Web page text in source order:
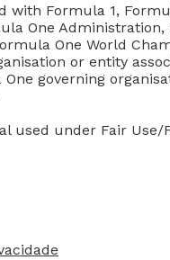
with Formula 1,
One
One World
or entity
governing
used under Fair Use/